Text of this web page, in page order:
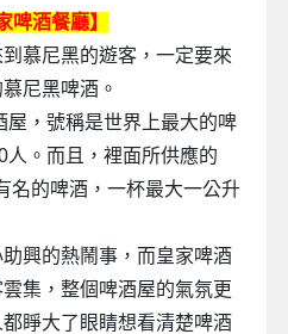
啤酒餐廳】
慕尼黑的遊客，一定要來
尼黑啤酒。
，號稱是世界上最大的啤
。而且，裡面所供應的
名的啤酒，一杯最大一公升
興的熱鬧事，而皇家啤酒
集，整個啤酒屋的氣氛更
睜大了眼睛想看清楚啤酒